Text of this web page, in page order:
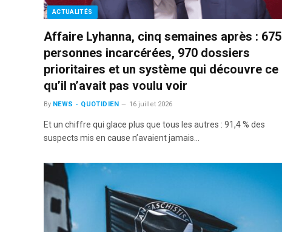
ACTUALITÉS
Affaire Lyhanna, cinq semaines après : 675
personnes incarcérées, 970 dossiers
prioritaires et un système qui découvre ce
qu’il n’avait pas voulu voir
By NEWS - QUOTIDIEN 16 juillet 2026
Et un chiffre qui glace plus que tous les autres : 91,4 % des
suspects mis en cause n’avaient jamais…